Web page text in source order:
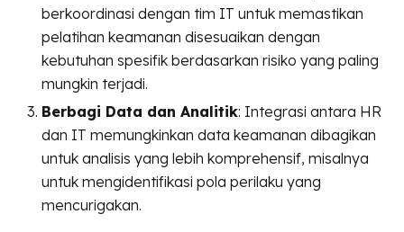
berkoordinasi dengan tim IT untuk memastikan
pelatihan keamanan disesuaikan dengan
kebutuhan spesifik berdasarkan risiko yang paling
mungkin terjadi.
Berbagi Data dan Analitik: Integrasi antara HR
dan IT memungkinkan data keamanan dibagikan
untuk analisis yang lebih komprehensif, misalnya
untuk mengidentifikasi pola perilaku yang
mencurigakan.